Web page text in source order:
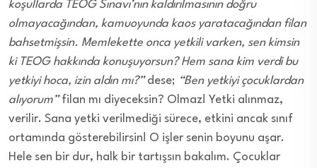
koşullarda TEOG Sınavı’nın kaldırılmasının doğru
olmayacağından, kamuoyunda kaos yaratacağından filan
bahsetmişsin. Memlekette onca yetkili varken, sen kimsin
ki TEOG hakkında konuşuyorsun? Hem sana kim verdi bu
yetkiyi hoca, izin aldın mı?”dese; “Ben yetkiyi çocuklardan
alıyorum”filan mı diyeceksin? Olmaz! Yetki alınmaz,
verilir. Sana yetki verilmediği sürece, etkini ancak sınıf
ortamında gösterebilirsin! O işler senin boyunu aşar.
Hele sen bir dur, halk bir tartışsın bakalım. Çocuklar